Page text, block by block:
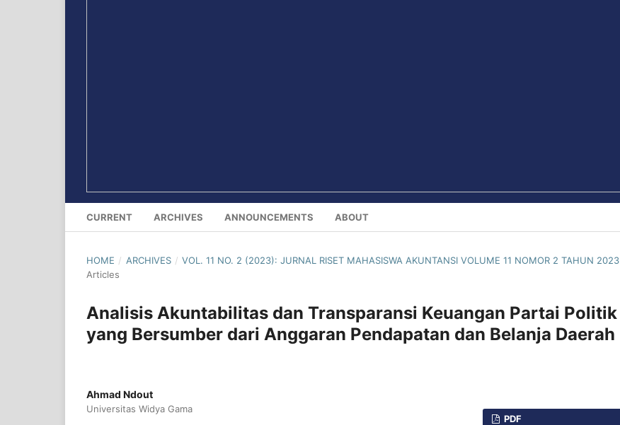
CURRENT ARCHIVES ANNOUNCEMENTS ABOUT
HOME / ARCHIVES / VOL. 11 NO. 2 (2023): JURNAL RISET MAHASISWA AKUNTANSI VOLUME 11 NOMOR 2 TAHUN 2023
Articles
Analisis Akuntabilitas dan Transparansi Keuangan Partai Politik
yang Bersumber dari Anggaran Pendapatan dan Belanja Daerah
Ahmad Ndout
Universitas Widya Gama
PDF